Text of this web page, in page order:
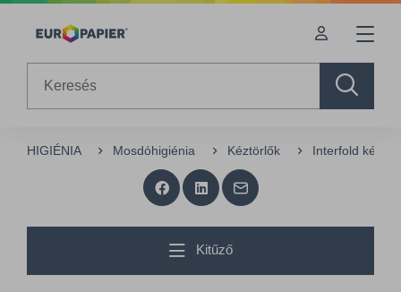
Table Of Content
HIGIÉNIA Mosdóhigiénia Kéztörlők Interfold
Kitűző